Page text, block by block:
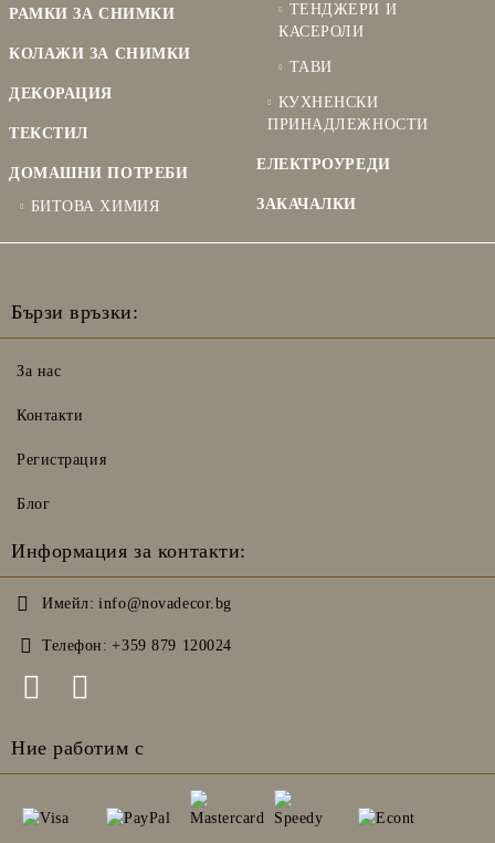
РАМКИ ЗА СНИМКИ
КОЛАЖИ ЗА СНИМКИ
ДЕКОРАЦИЯ
ТЕКСТИЛ
ДОМАШНИ ПОТРЕБИ
БИТОВА ХИМИЯ
ТЕНДЖЕРИ И
КАСЕРОЛИ
ТАВИ
КУХНЕНСКИ
ПРИНАДЛЕЖНОСТИ
ЕЛЕКТРОУРЕДИ
ЗАКАЧАЛКИ
Бързи връзки:
За нас
Контакти
Регистрация
Блог
Информация за контакти:
Имейл: info@novadecor.bg
Телефон: +359 879 120024
Ние работим с